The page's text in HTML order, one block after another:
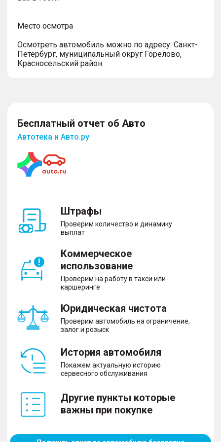
Место осмотра
Осмотреть автомобиль можно по адресу: Санкт-
Петербург, муниципальный округ Горелово,
Красносельский район
Бесплатный отчет об Авто
Автотека и Авто.ру
Штрафы
Проверим количество и динамику
выплат
Коммерческое
использование
Проверим на работу в такси или
каршеринге
Юридическая чистота
Проверим автомобиль на ограничение,
залог и розыск
История автомобиля
Покажем актуальную историю
сервесного обслуживания
Другие пункты которые
важны при покупке